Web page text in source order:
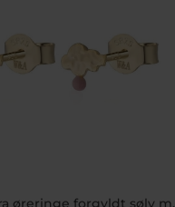
øreringe forgyldt sølv m.